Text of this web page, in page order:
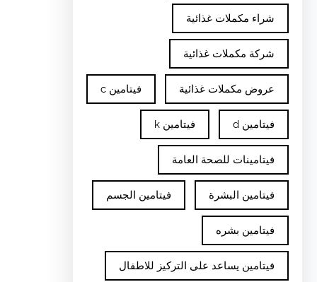
شراء مكملات غذائية
شركة مكملات غذائية
عروض مكملات غذائية فيتامين c
فيتامين d فيتامين k
فيتامينات للصحة العامة
فيتامين البشرة فيتامين الجسم
فيتامين بشره
فيتامين يساعد على التركيز للاطفال